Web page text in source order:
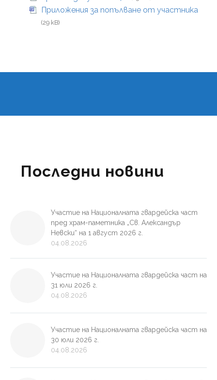
Приложения за попълване от участника
(29 kB)
Последни новини
Участие на Националната гвардейска част
пред храм-паметника „Св. Александър
Невски“ на 1 август 2026 г.
04.08.2026
Участие на Националната гвардейска част на
31 юли 2026 г.
04.08.2026
Участие на Националната гвардейска част на
30 юли 2026 г.
04.08.2026